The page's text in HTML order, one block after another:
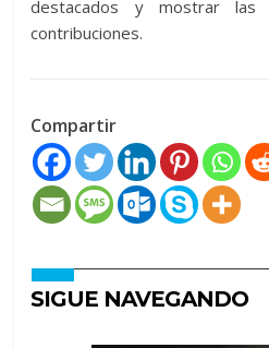
destacados y mostrar las
contribuciones.
Compartir
SIGUE NAVEGANDO